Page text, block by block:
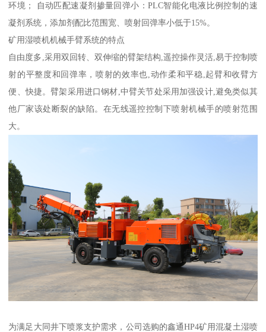
环境； 自动匹配速凝剂掺量回弹小：PLC智能化电液比例控制的速
凝剂系统，添加剂配比范围宽、喷射回弹率小低于15%。
矿用湿喷机机械手臂系统的特点
自由度多,采用双回转、双伸缩的臂架结构,遥控操作灵活,易于控制喷
射的平整度和回弹率，喷射的效率也,动作柔和平稳,起臂和收臂方
便、快捷。臂架采用进口钢材,中臂关节处采用加强设计,避免类似其
他厂家该处断裂的缺陷。在无线遥控控制下喷射机械手的喷射范围
大。
为满足大同井下喷浆支护需求，公司选购的鑫通HP4矿用混凝土湿喷